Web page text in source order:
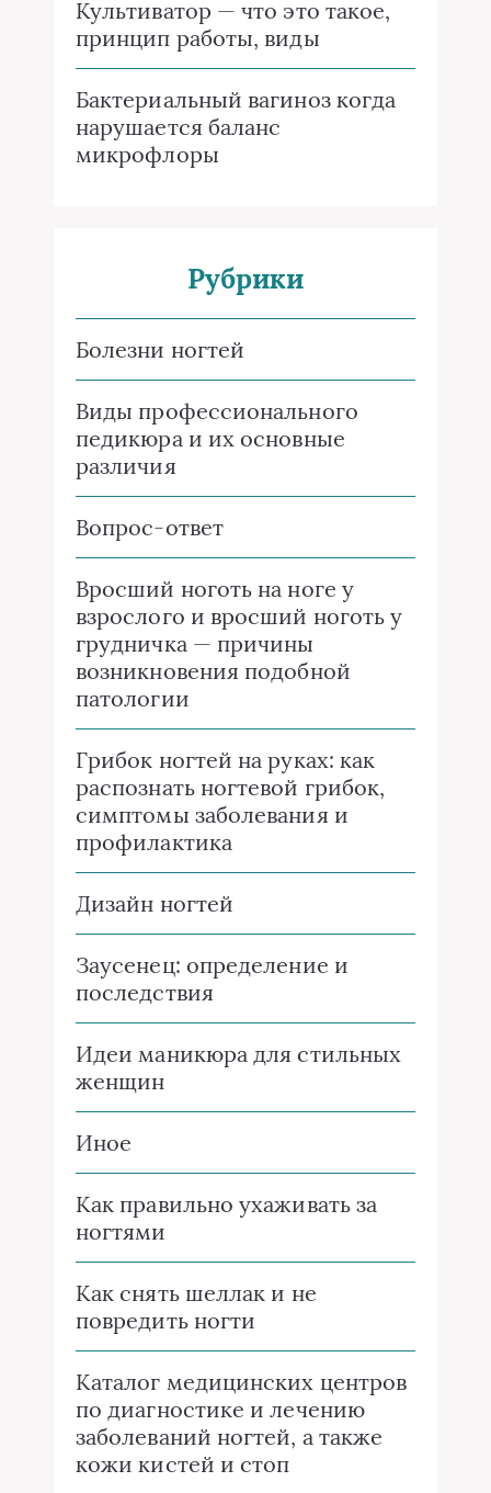
Культиватор — что это такое,
принцип работы, виды
Бактериальный вагиноз когда
нарушается баланс
микрофлоры
Рубрики
Болезни ногтей
Виды профессионального
педикюра и их основные
различия
Вопрос-ответ
Вросший ноготь на ноге у
взрослого и вросший ноготь у
грудничка — причины
возникновения подобной
патологии
Грибок ногтей на руках: как
распознать ногтевой грибок,
симптомы заболевания и
профилактика
Дизайн ногтей
Заусенец: определение и
последствия
Идеи маникюра для стильных
женщин
Иное
Как правильно ухаживать за
ногтями
Как снять шеллак и не
повредить ногти
Каталог медицинских центров
по диагностике и лечению
заболеваний ногтей, а также
кожи кистей и стоп